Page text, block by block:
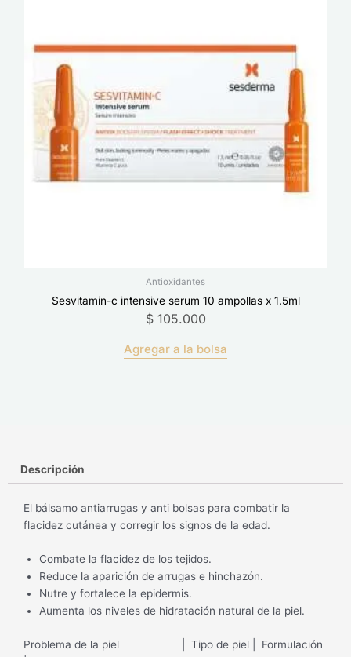
Antioxidantes
Sesvitamin-c intensive serum 10 ampollas x 1.5ml
$105.000
Agregar a la bolsa
Descripción
El bálsamo antiarrugas y anti bolsas para combatir la
flacidez cutánea y corregir los signos de la edad.
Combate la flacidez de los tejidos.
Reduce la aparición de arrugas e hinchazón.
Nutre y fortalece la epidermis.
Aumenta los niveles de hidratación natural de la piel.
Problema de la piel | Tipo de piel | Formulación